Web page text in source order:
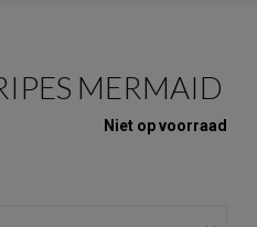
MERMAID
Niet op voorraad